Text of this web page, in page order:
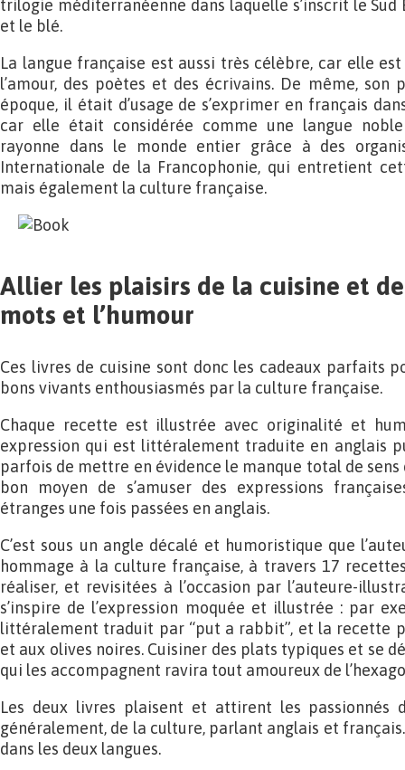
trilogie méditerranéenne dans laquelle s’inscrit le Sud
et le blé.
La langue française est aussi très célèbre, car elle
l’amour, des poètes et des écrivains. De même, son
époque, il était d’usage de s’exprimer en français
car elle était considérée comme une langue
rayonne dans le monde entier grâce à des
Internationale de la Francophonie, qui entretient
mais également la culture française.
Allier les plaisirs de la cuisine et
mots et l’humour
Ces livres de cuisine sont donc les cadeaux parfaits
bons vivants enthousiasmés par la culture française.
Chaque recette est illustrée avec originalité et
expression qui est littéralement traduite en anglais
parfois de mettre en évidence le manque total de sens
bon moyen de s’amuser des expressions
étranges une fois passées en anglais.
C’est sous un angle décalé et humoristique que
hommage à la culture française, à travers 17
réaliser, et revisitées à l’occasion par l’auteure-
s’inspire de l’expression moquée et illustrée : par
littéralement traduit par “put a rabbit”, et la recette
et aux olives noires. Cuisiner des plats typiques et se
qui les accompagnent ravira tout amoureux de
Les deux livres plaisent et attirent les passionnés
généralement, de la culture, parlant anglais et
dans les deux langues.